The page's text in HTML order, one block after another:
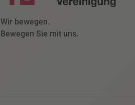
Wir bewegen.
Bewegen Sie mit uns.